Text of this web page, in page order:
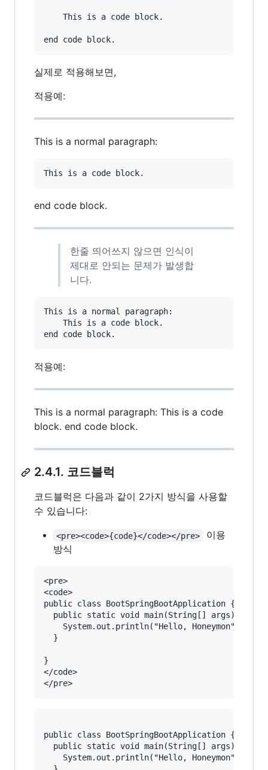
    This is a code block.
실제로 적용해보면,
적용예:
This is a normal paragraph:
end code block.
한줄 띄어쓰지 않으면 인식이
제대로 안되는 문제가 발생합
니다.
This is a normal paragraph:
    This is a code block.
적용예:
This is a normal paragraph: This is a code
block. end code block.
2.4.1. 코드블럭
코드블럭은 다음과 같이 2가지 방식을 사용할
수 있습니다:
<pre><code>{code}</code></pre>
이용
방식
<pre>
<code>
public class BootSpringBootApplication {
  public static void main(String[] args) {
    System.out.println("Hello, Honeymon");
  }
}
</code>
public class BootSpringBootApplication {
  public static void main(String[] args) {
    System.out.println("Hello, Honeymon");